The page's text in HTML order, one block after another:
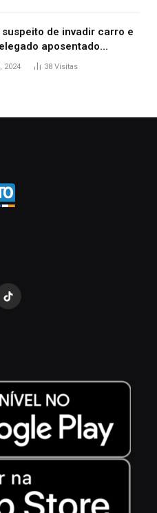
suspeito de invadir carro e
aposentado
no trânsito
2024 38 Visitas
TikTok